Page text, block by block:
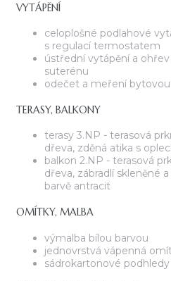
VYTÁPĚNÍ
celoplošné podlahové
s regulací termostatem
ústřední vytápění a
suterénu
odečet a meření
TERASY, BALKONY
terasy 3.NP - terasová
dřeva, zděná atika s
balkon 2.NP - terasová
dřeva, zábradlí skleněné
barvě antracit
OMÍTKY, MALBA
výmalba bílou barvou
jednovrstvá vápenná
sádrokartonové